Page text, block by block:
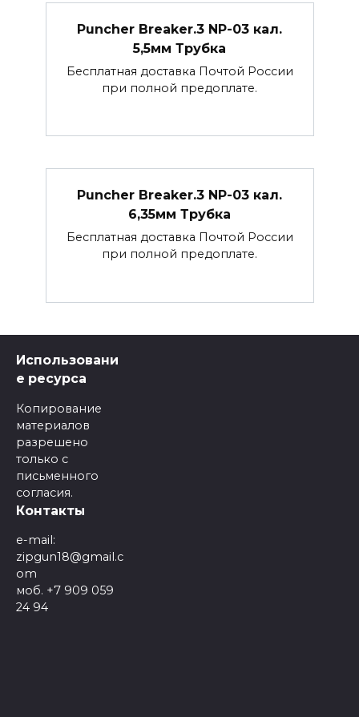
Puncher Breaker.3 NP-03 кал.
5,5мм Трубка
Бесплатная доставка Почтой России
при полной предоплате.
Puncher Breaker.3 NP-03 кал.
6,35мм Трубка
Бесплатная доставка Почтой России
при полной предоплате.
Использовани
е ресурса
Копирование
материалов
разрешено
только с
письменного
согласия.
Контакты
e-mail:
zipgun18@gmail.c
om
моб. +7 909 059
24 94